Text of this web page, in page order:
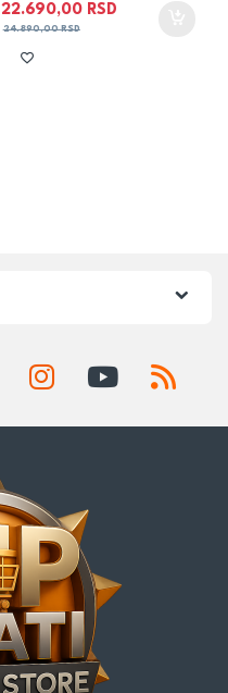
22.690,00 RSD
24.890,00RSD